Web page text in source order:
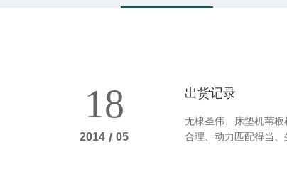
18
2014 / 05
出货记录
无棣圣伟、床垫机苇
合理、动力匹配得当